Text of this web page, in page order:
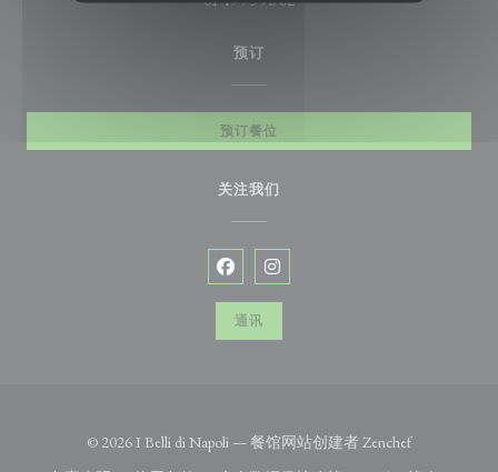
预订
预订餐位
关注我们
Facebook ((在新窗口中打开))
Instagram ((在新窗口中打开))
通讯
© 2026 I Belli di Napoli — 餐馆网站创建者Zenchef((在新窗口